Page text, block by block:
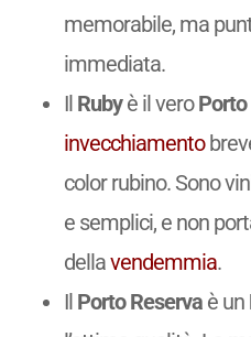
memorabile, ma
immediata.
Il Rubyè il veroPorto
invecchiamento
color rubino. Sono
e semplici, e non
dellavendemmia.
Il Porto Reservaè un